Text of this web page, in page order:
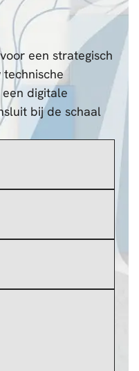
een strategisch
technische
digitale
bij de schaal